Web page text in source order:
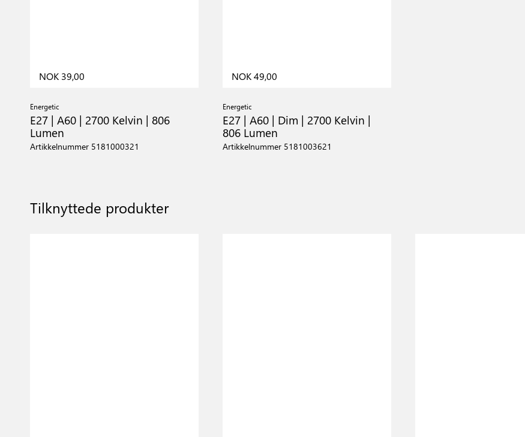
NOK 39,00
Energetic
E27 | A60 | 2700 Kelvin | 806
Lumen
Artikkelnummer 5181000321
NOK 49,00
Energetic
E27 | A60 | Dim | 2700 Kelvin |
806 Lumen
Artikkelnummer 5181003621
Tilknyttede produkter